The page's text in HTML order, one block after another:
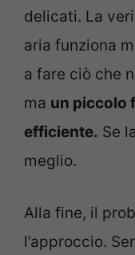
delicati. La
aria funziona
a fare ciò che
ma un piccolo
efficiente. Se
meglio.
Alla fine, il
l’approccio.